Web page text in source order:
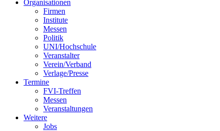
Organisationen
Firmen
Institute
Messen
Politik
UNI/Hochschule
Veranstalter
Verein/Verband
Verlage/Presse
Termine
FVI-Treffen
Messen
Veranstaltungen
Weitere
Jobs